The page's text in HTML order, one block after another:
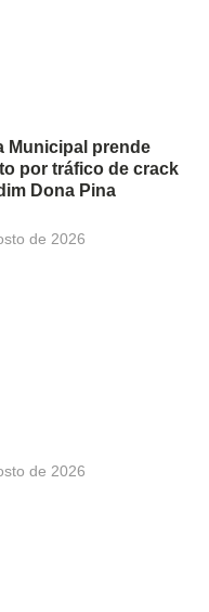
Municipal prende
por tráfico de crack
Dona Pina
de 2026
de 2026